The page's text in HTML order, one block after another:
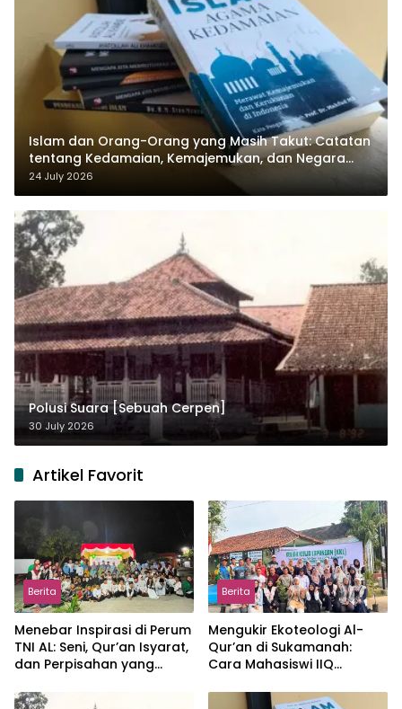
Islam dan Orang-Orang yang Masih Takut: Catatan
tentang Kedamaian, Kemajemukan, dan Negara
dalam Pemikiran Masykuri Abdillah
24 July 2026
Polusi Suara [Sebuah Cerpen]
30 July 2026
Artikel Favorit
Berita
Menebar Inspirasi di Perum
TNI AL: Seni, Qur’an Isyarat,
dan Perpisahan yang
Berita
Mengukir Ekoteologi Al-
Qur’an di Sukamanah:
Cara Mahasiswi IIQ
Jonggol